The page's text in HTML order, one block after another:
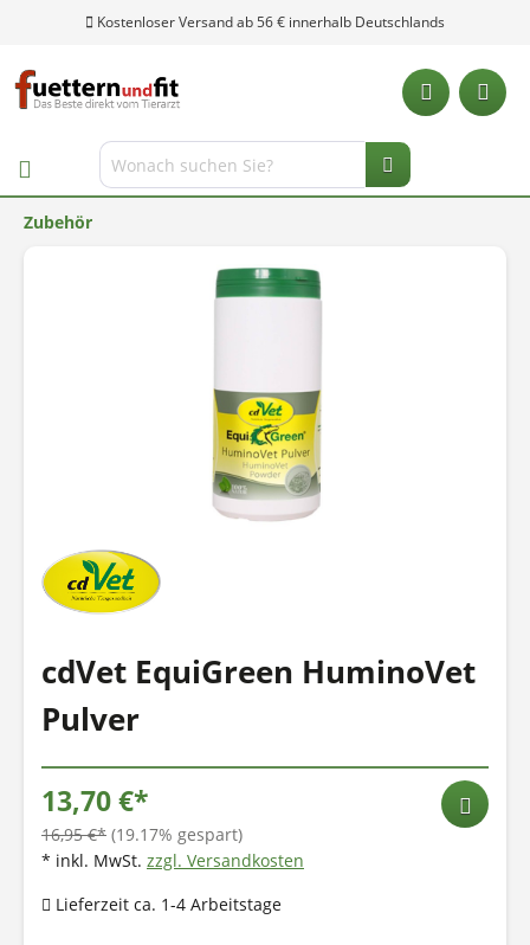
Kostenloser Versand ab 56 € innerhalb Deutschlands
Zubehör
cdVet EquiGreen HuminoVet
Pulver
13,70 €*
16,95 €* (19.17% gespart)
* inkl. MwSt. zzgl. Versandkosten
Lieferzeit ca. 1-4 Arbeitstage